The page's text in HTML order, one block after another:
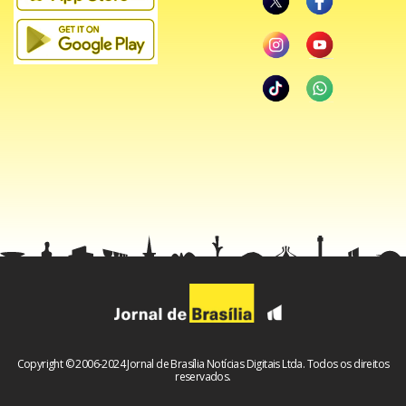
Horário de funcionamento: Terça a sexta das 12h às 15h e
das 19h às 23h. Sábado das 12h às 16h e das 19h às 23h.
Domingo das 12h às 16h.
Horário de Funcionamento: de terça-feira a sábado, das
@santobarbrasilia
Copyright © 2006-2024 Jornal de Brasília Notícias Digitais Ltda. Todos os direitos
reservados.